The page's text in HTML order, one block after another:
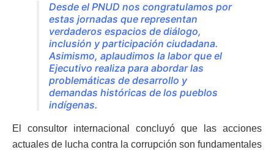
Desde el PNUD nos congratulamos por
estas jornadas que representan
verdaderos espacios de diálogo,
inclusión y participación ciudadana.
Asimismo, aplaudimos la labor que el
Ejecutivo realiza para abordar las
problemáticas de desarrollo y
demandas históricas de los pueblos
indígenas.
El consultor internacional concluyó que las acciones
actuales de lucha contra la corrupción son fundamentales